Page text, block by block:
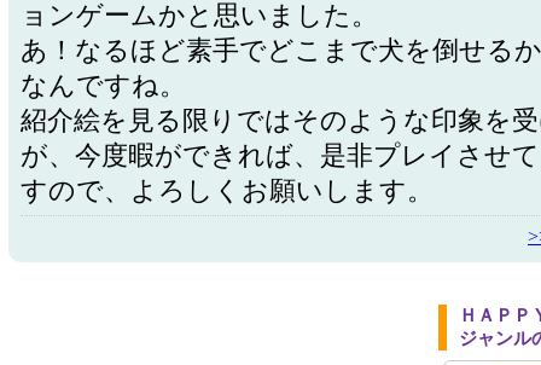
ョンゲームかと思いました。
あ！なるほど素手でどこまで犬を倒せる
なんですね。
紹介絵を見る限りではそのような印象を
が、今度暇ができれば、是非プレイさせ
すので、よろしくお願いします。
ＨＡＰＰ
ジャンル